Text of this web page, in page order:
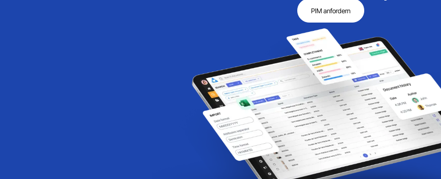
PIM anfordern